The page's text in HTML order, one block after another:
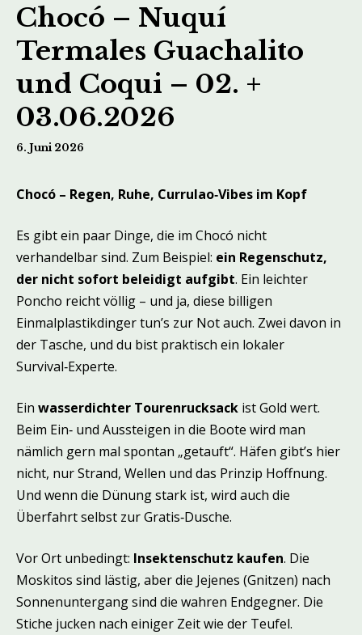
Chocó – Nuquí
Termales Guachalito
und Coqui – 02. +
03.06.2026
6. Juni 2026
Chocó – Regen, Ruhe, Currulao‑Vibes im Kopf
Es gibt ein paar Dinge, die im Chocó nicht
verhandelbar sind. Zum Beispiel: ein Regenschutz,
der nicht sofort beleidigt aufgibt. Ein leichter
Poncho reicht völlig – und ja, diese billigen
Einmalplastikdinger tun’s zur Not auch. Zwei davon in
der Tasche, und du bist praktisch ein lokaler
Survival‑Experte.
Ein wasserdichter Tourenrucksack ist Gold wert.
Beim Ein‑ und Aussteigen in die Boote wird man
nämlich gern mal spontan „getauft“. Häfen gibt’s hier
nicht, nur Strand, Wellen und das Prinzip Hoffnung.
Und wenn die Dünung stark ist, wird auch die
Überfahrt selbst zur Gratis‑Dusche.
Vor Ort unbedingt: Insektenschutz kaufen. Die
Moskitos sind lästig, aber die Jejenes (Gnitzen) nach
Sonnenuntergang sind die wahren Endgegner. Die
Stiche jucken nach einiger Zeit wie der Teufel.